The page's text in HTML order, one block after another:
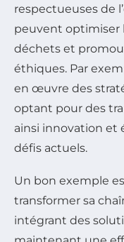
respectueuses de
peuvent optimiser
déchets et
éthiques. Par
en œuvre des
optant pour des
ainsi innovation et
défis actuels.
Un bon exemple
transformer sa
intégrant des